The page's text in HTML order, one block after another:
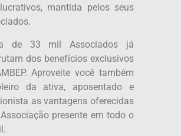
mantida pelos seus
de 33 mil Associados já
dos benefícios exclusivos
Aproveite você também
da ativa, aposentado e
as vantagens oferecidas
presente em todo o